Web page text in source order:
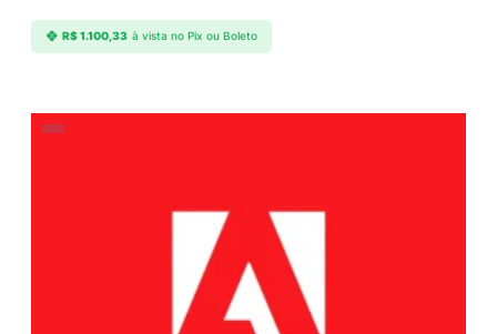
R$1.100,33 à vista no Pix ou Boleto